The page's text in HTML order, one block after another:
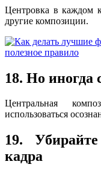
Центровка в каждом
другие композиции.
18. Но иногда
Центральная
использоваться
19.
кадра